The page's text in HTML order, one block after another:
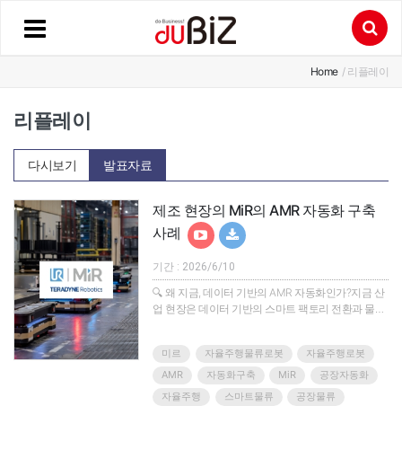
Home / 리플레이
리플레이
다시보기 발표자료
제조 현장의 MiR의 AMR 자동화 구축
사례
기간 : 2026/6/10
🔍 왜 지금, 데이터 기반의 AMR 자동화인가?지금 산
업 현장은 데이터 기반의 스마트 팩토리 전환과 물류
AMR(자율주행로봇)이 핵심 해결책으로 떠오르고 있
습니다.AMR은 단순한 이송을 넘어 사람과의 안전한
협업과 작업 안정성을 보장합니다.무엇보다 데이터
기반의 스마트 팩토리 구현을 통해 운영 효율성을 극
미르 자율주행물류로봇
자율주행로봇
AMR
자동화구축 MiR
공장자동화
자율주행
스마트물류 공장물류